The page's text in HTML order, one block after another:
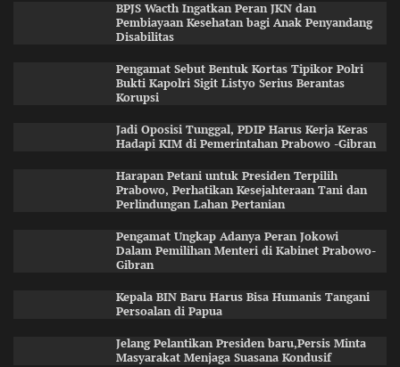
BPJS Wacth Ingatkan Peran JKN dan
Pembiayaan Kesehatan bagi Anak Penyandang
Disabilitas
Pengamat Sebut Bentuk Kortas Tipikor Polri
Bukti Kapolri Sigit Listyo Serius Berantas
Korupsi
Jadi Oposisi Tunggal, PDIP Harus Kerja Keras
Hadapi KIM di Pemerintahan Prabowo -Gibran
Harapan Petani untuk Presiden Terpilih
Prabowo, Perhatikan Kesejahteraan Tani dan
Perlindungan Lahan Pertanian
Pengamat Ungkap Adanya Peran Jokowi
Dalam Pemilihan Menteri di Kabinet Prabowo-
Gibran
Kepala BIN Baru Harus Bisa Humanis Tangani
Persoalan di Papua
Jelang Pelantikan Presiden baru,Persis Minta
Masyarakat Menjaga Suasana Kondusif